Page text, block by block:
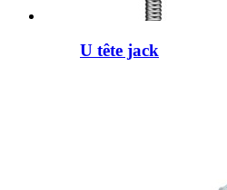
U tête jack